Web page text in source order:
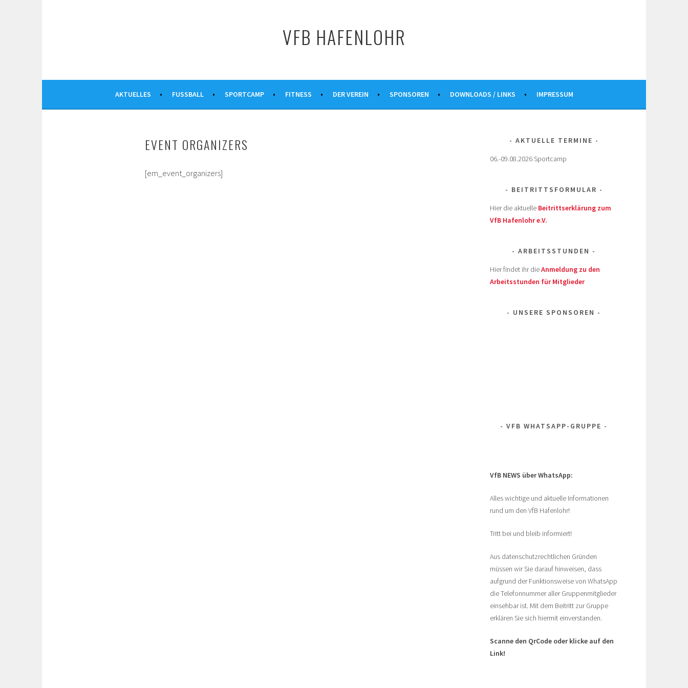
VFB HAFENLOHR
AKTUELLES FUSSBALL SPORTCAMP FITNESS DER VEREIN SPONSOREN DOWNLOADS / LINKS IMPRESSUM
EVENT ORGANIZERS
[em_event_organizers]
AKTUELLE TERMINE
06.-09.08.2026 Sportcamp
BEITRITTSFORMULAR
Hier die aktuelle Beitrittserklärung zum
VfB Hafenlohr e.V.
ARBEITSSTUNDEN
Hier findet ihr dieAnmeldung zu den
Arbeitsstunden für Mitglieder
UNSERE SPONSOREN
VFB WHATSAPP-GRUPPE
VfB NEWS über WhatsApp:
Alles wichtige und aktuelle Informationen
rund um den VfB Hafenlohr!
Tritt bei und bleib informiert!
Aus datenschutzrechtlichen Gründen
müssen wir Sie darauf hinweisen, dass
aufgrund der Funktionsweise von WhatsApp
die Telefonnummer aller Gruppenmitglieder
einsehbar ist. Mit dem Beitritt zur Gruppe
erklären Sie sich hiermit einverstanden.
Scanne den QrCode oder klicke auf den
Link!